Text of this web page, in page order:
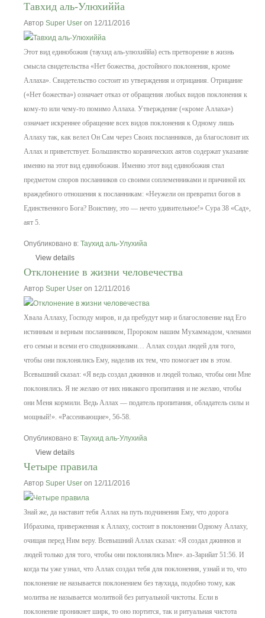
Тавхид аль-Улюхиййа
Автор Super User on 12/11/2016
Этот вид единобожия (таухид аль-улюхиййа) есть претворение в жизнь
смысла свидетельства «Нет божества, достойного поклонения, кроме
Аллаха». Свидетельство состоит из утверждения и отрицания. Отрицание
(«Нет божества») означает отказ от обращения любых видов поклонения к
кому-то или чему-то помимо Аллаха. Утверждение («кроме Аллаха»)
означает искреннее обращение всех видов поклонения к Одному лишь
Аллаху так, как велел Он Сам через Своих посланников, да благословит их
Аллах и приветствует. Большинство коранических аятов содержат указание
именно на этот вид единобожия. Именно этот вид единобожия стал
предметом споров посланников со своими соплеменниками и причиной их
враждебного отношения к посланникам: «Неужели он превратил богов в
Единственного Бога? Воистину, это — нечто удивительное!» Сура 38 «Сад»,
аят 5.
Опубликовано в: Таухид аль-Улухийа
View details
Отклонение в жизни человечества
Автор Super User on 12/11/2016
Хвала Аллаху, Господу миров, и да пребудут мир и благословение над Его
истинным и верным посланником, Пророком нашим Мухаммадом, членами
его семьи и всеми его сподвижниками… Аллах создал людей для того,
чтобы они поклонялись Ему, наделив их тем, что помогает им в этом.
Всевышний сказал: «Я ведь создал джиннов и людей только, чтобы они Мне
поклонялись. Я не желаю от них никакого пропитания и не желаю, чтобы
они Меня кормили. Ведь Аллах — податель пропитания, обладатель силы и
мощный!». «Рассеивающие», 56-58.
Опубликовано в: Таухид аль-Улухийа
View details
Четыре правила
Автор Super User on 12/11/2016
Знай же, да наставит тебя Аллах на путь подчинения Ему, что дорога
Ибрахима, приверженная к Аллаху, состоит в поклонении Одному Аллаху,
очищая перед Ним веру. Всевышний Аллах сказал: «Я создал джиннов и
людей только для того, чтобы они поклонялись Мне». аз-Зарийат 51:56. И
когда ты уже узнал, что Аллах создал тебя для поклонения, узнай и то, что
поклонение не называется поклонением без таухида, подобно тому, как
молитва не называется молитвой без ритуальной чистоты. Если в
поклонение проникнет ширк, то оно портится, так и ритуальная чистота